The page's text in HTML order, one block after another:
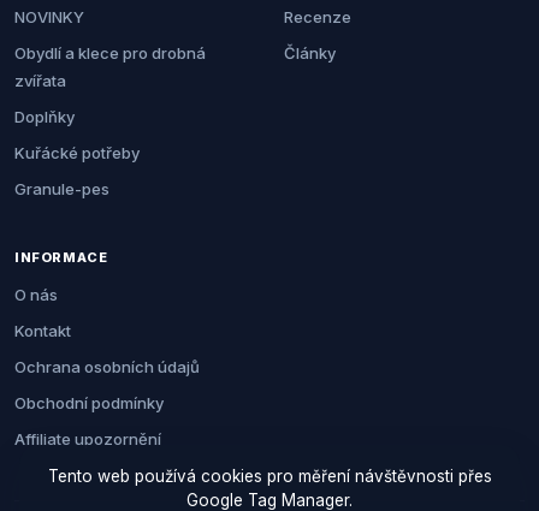
NOVINKY
Obydlí a klece pro drobná
zvířata
Doplňky
Kuřácké potřeby
Granule-pes
Recenze
Články
INFORMACE
O nás
Kontakt
Ochrana osobních údajů
Obchodní podmínky
Affiliate upozornění
Tento web používá cookies pro měření návštěvnosti přes
Google Tag Manager.